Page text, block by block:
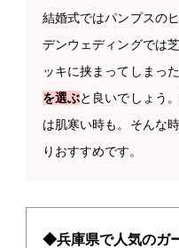
結婚式ではパンプスの
デンウェディングでは
ッキに挟まってしまっ
を選ぶと良いでしょう
は肌寒い時も。そんな
りおすすめです。
◆兵庫県で人気のガ